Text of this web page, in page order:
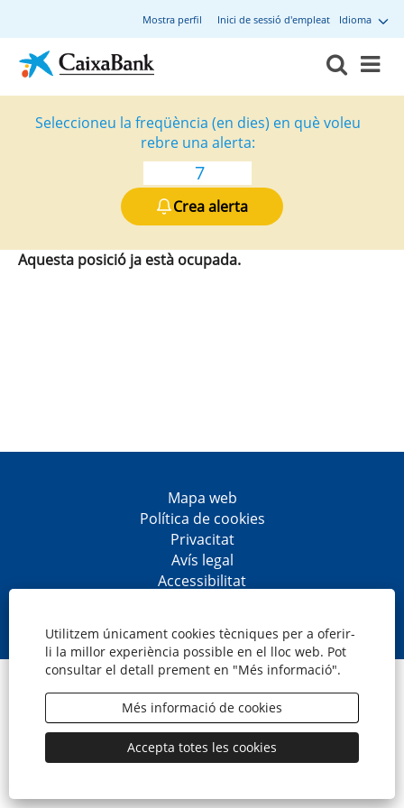
Utilitzem únicament cookies tècniques per a oferir-
li la millor experiència possible en el lloc web. Pot
consultar el detall prement en "Més informació".
Més informació de cookies
Accepta totes les cookies
Idioma
Mostra perfil Inici de sessió d'empleat
Seleccioneu la freqüència (en dies) en què voleu
rebre una alerta:
Crea alerta
Aquesta posició ja està ocupada.
Mapa web
Política de cookies
Privacitat
Avís legal
Accessibilitat
o
b
r
e
n
u
n
a
p
t
o
b
r
e
n
u
n
a
p
t
o
b
r
e
n
u
n
a
p
t
o
b
r
e
n
u
n
a
p
t
© CaixaBank, S.A.